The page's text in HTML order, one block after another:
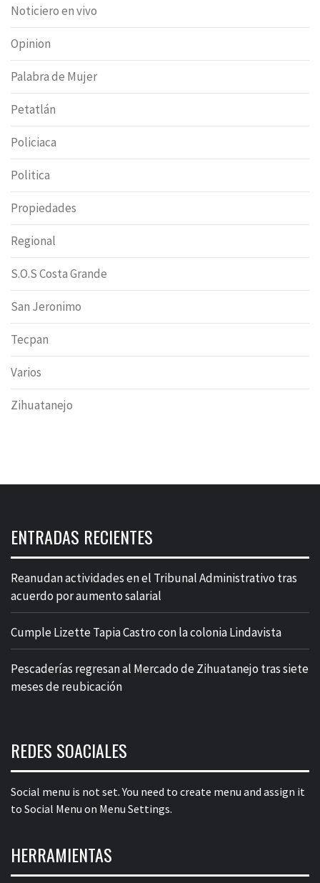
Noticiero en vivo
Opinion
Palabra de Mujer
Petatlán
Policiaca
Politica
Propiedades
Regional
S.O.S Costa Grande
San Jeronimo
Tecpan
Varios
Zihuatanejo
ENTRADAS RECIENTES
Reanudan actividades en el Tribunal Administrativo tras
acuerdo por aumento salarial
Cumple Lizette Tapia Castro con la colonia Lindavista
Pescaderías regresan al Mercado de Zihuatanejo tras siete
meses de reubicación
REDES SOACIALES
Social menu is not set. You need to create menu and assign it
to Social Menu on Menu Settings.
HERRAMIENTAS